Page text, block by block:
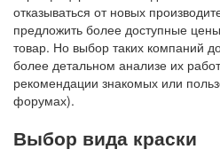
отказываться от новых
предложить более доступные
товар. Но выбор таких компаний
более детальном анализе их
рекомендации знакомых или
форумах).
Выбор вида краски